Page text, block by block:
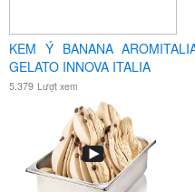
KEM Ý BANANA
GELATO INNOVA ITALIA
5.379 Lượt xem